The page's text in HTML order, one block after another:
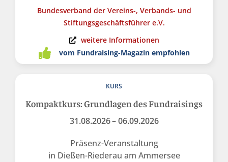
Bundesverband der Vereins-, Verbands- und
Stiftungsgeschäftsführer e.V.
weitere Informationen
vom Fundraising-Magazin empfohlen
KURS
Kompaktkurs: Grundlagen des Fundraisings
31.08.2026– 06.09.2026
Präsenz-Veranstaltung
in Dießen-Riederau am Ammersee